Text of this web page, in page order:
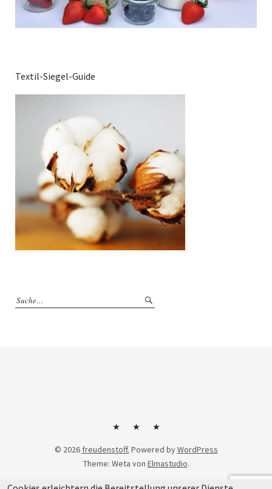
Textil-Siegel-Guide
KontaktImpressumDatenschutzerklärung
© 2026 freudenstoff. Powered byWordPress
Theme: Weta von Elmastudio.